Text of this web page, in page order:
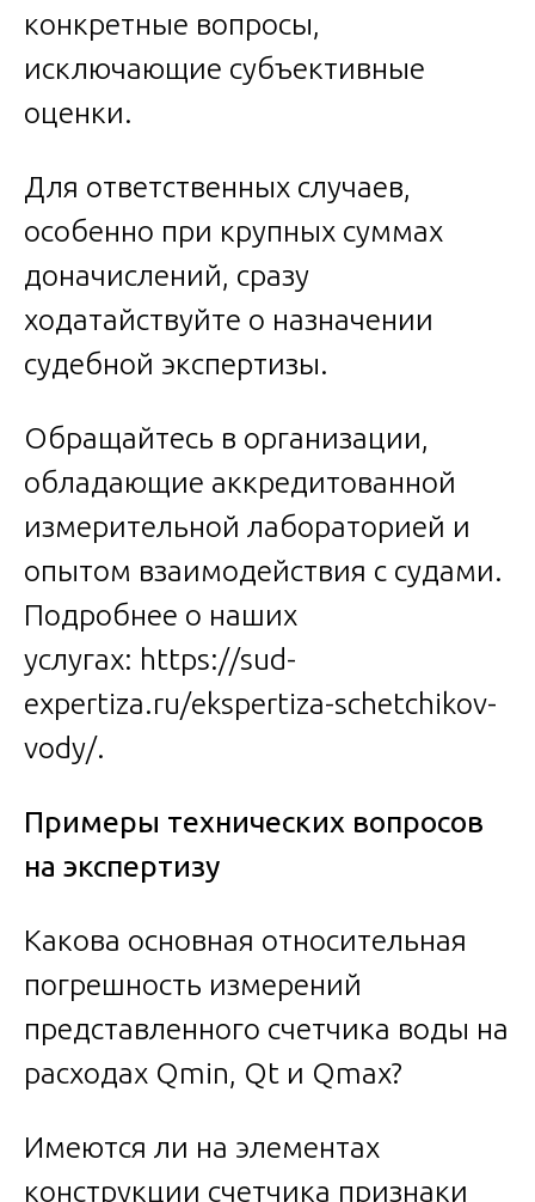
конкретные вопросы,
исключающие субъективные
оценки.
Для ответственных случаев,
особенно при крупных суммах
доначислений, сразу
ходатайствуйте о назначении
судебной экспертизы.
Обращайтесь в организации,
обладающие аккредитованной
измерительной лабораторией и
опытом взаимодействия с судами.
Подробнее о наших
услугах: https://sud-
expertiza.ru/ekspertiza-schetchikov-
vody/.
Примеры технических вопросов
на экспертизу
Какова основная относительная
погрешность измерений
представленного счетчика воды на
расходах Qmin, Qt и Qmax?
Имеются ли на элементах
конструкции счетчика признаки